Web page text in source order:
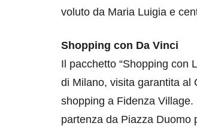
voluto da Maria Luigia e
Shopping con Da Vinci
Il pacchetto “Shopping con
di Milano, visita garantita al
shopping a Fidenza
partenza da Piazza Duomo